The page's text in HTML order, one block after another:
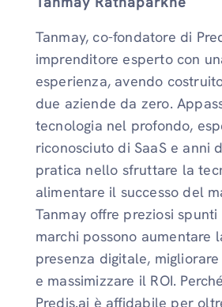
Tanmay, co-fondatore di
imprenditore esperto con
esperienza, avendo
due aziende da zero.
tecnologia nel profondo,
riconosciuto di SaaS e anni
pratica nello sfruttare la
alimentare il successo del
Tanmay offre preziosi spunti
marchi possono aumentare
presenza digitale,
e massimizzare il ROI.
Predis.ai è affidabile per